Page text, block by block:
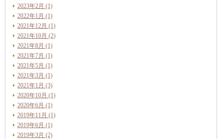
2023年2月 (1)
2022年1月 (1)
2021年12月 (1)
2021年10月 (2)
2021年8月 (1)
2021年7月 (1)
2021年5月 (1)
2021年3月 (1)
2021年1月 (3)
2020年10月 (1)
2020年6月 (1)
2019年11月 (1)
2019年6月 (1)
2019年3月 (2)